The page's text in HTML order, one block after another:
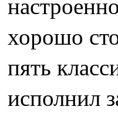
хорошо
пять
исполнил